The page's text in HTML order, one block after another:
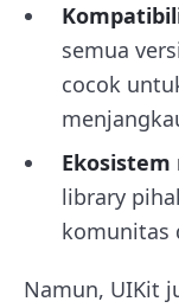
semua
cocok
library
komunitas
Namun, UIKit